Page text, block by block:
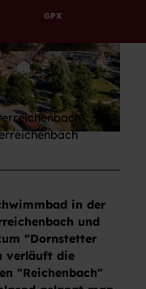
- Baiersbronn
Baiersbronn Touristik/Max Günt
er | CC-BY-ND
GPX
in der
und
"Dornstetter
verläuft die
"Reichenbach"